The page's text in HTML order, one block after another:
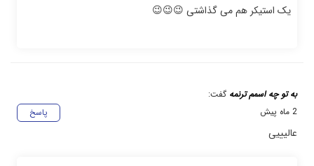
یک استیکر هم می گذاشتی 😉😉😉
به تو چه اسمم ترنمه گفت:
پاسخ
2 ماه پیش
عالیییی